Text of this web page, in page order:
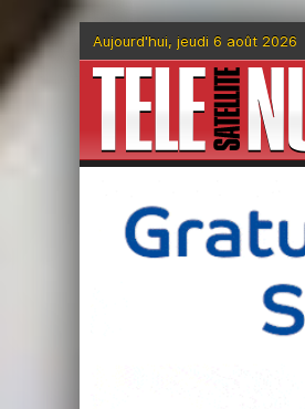
Aujourd'hui, jeudi 6 août 2026